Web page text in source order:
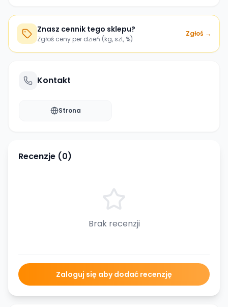
Znasz cennik tego sklepu?
Zgłoś ceny per dzień (kg, szt, %)
Zgłoś →
Kontakt
Strona
Recenzje (0)
Brak recenzji
Zaloguj się aby dodać recenzję